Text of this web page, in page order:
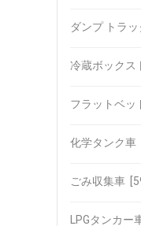
ダンプ トラッ
冷蔵ボックス
フラットベッ
化学タンク車
ごみ収集車
LPGタンカー